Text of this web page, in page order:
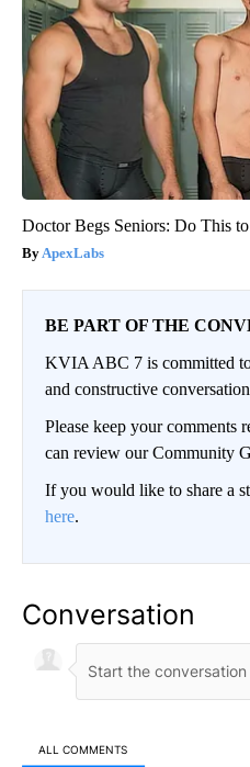
Doctor Begs Seniors: Do This
ApexLabs
BE PART OF THE
KVIA ABC 7 is committed
and constructive
Please keep your comments
can review our Community
If you would like to share a
here.
Conversation
ALL COMMENTS